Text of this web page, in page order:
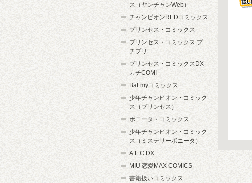
ス（ヤンチャンWeb）
チャンピオンREDコミックス
プリンセス・コミックス
プリンセス・コミックス プ
チプリ
プリンセス・コミックスDX
カチCOMI
BaLmyコミックス
少年チャンピオン・コミック
ス（プリンセス）
ボニータ・コミックス
少年チャンピオン・コミック
ス（ミステリーボニータ）
A.L.C.DX
MIU 恋愛MAX COMICS
書籍扱いコミックス